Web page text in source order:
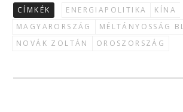
CÍMKÉK ENERGIAPOLITIKA
KÍNA
MAGYARORSZÁG
MÉLTÁNYOSSÁG
NOVÁK ZOLTÁN
OROSZORSZÁG